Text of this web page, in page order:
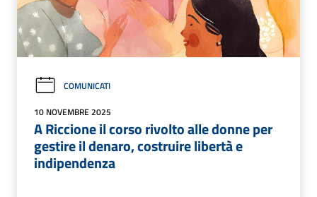
COMUNICATI
10 NOVEMBRE 2025
A Riccione il corso rivolto alle donne per
gestire il denaro, costruire libertà e
indipendenza